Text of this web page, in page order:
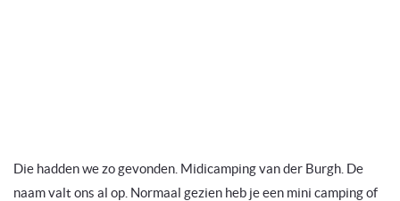
Die hadden we zo gevonden. Midicamping van der Burgh. De
naam valt ons al op. Normaal gezien heb je een mini camping of